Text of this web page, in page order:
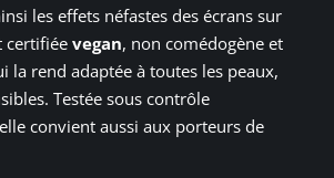
les effets néfastes des écrans sur
certifiée vegan, non comédogène et
la rend adaptée à toutes les peaux,
Testée sous contrôle
convient aussi aux porteurs de